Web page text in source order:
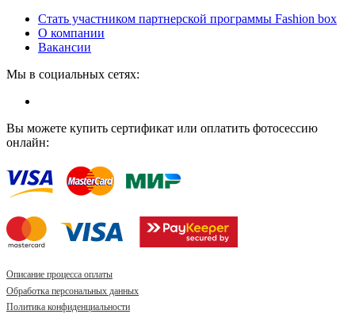
Стать участником партнерской программы Fashion box
О компании
Вакансии
Мы в социальных сетях:
Вы можете купить сертификат или оплатить фотосессию
онлайн:
Описание процесса оплаты
Обработка персональных данных
Политика конфиденциальности